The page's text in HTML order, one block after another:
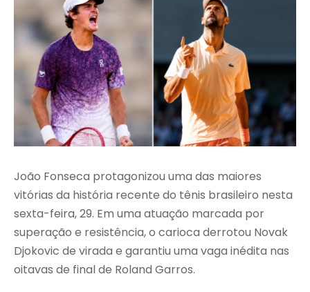
João Fonseca protagonizou uma das maiores
vitórias da história recente do tênis brasileiro nesta
sexta-feira, 29. Em uma atuação marcada por
superação e resistência, o carioca derrotou Novak
Djokovic de virada e garantiu uma vaga inédita nas
oitavas de final de Roland Garros.